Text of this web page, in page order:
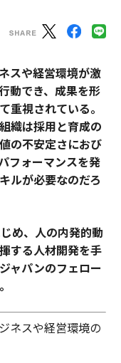
スや経営環境が激
動でき、成果を形
重視されている。
織は採用と育成の
の不安定さにおび
フォーマンスを発
ルが必要なのだろ
め、人の内発的動
する人材開発を手
ャパンのフェロー
ネスや経営環境の